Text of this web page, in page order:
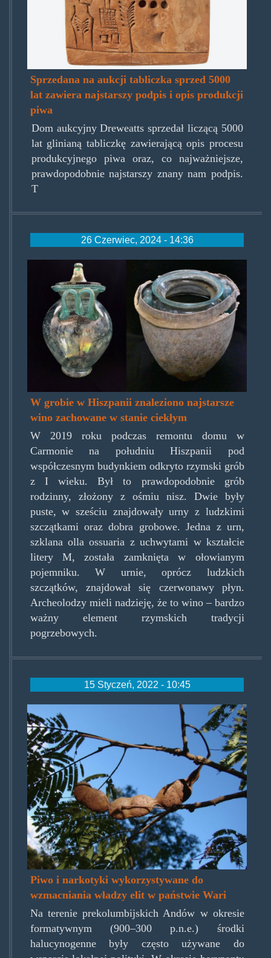
Sprzedana na aukcji tabliczka sprzed 5000
lat zawiera najstarszy podpis i opis produkcji
piwa
Dom aukcyjny Dreweatts sprzedał liczącą 5000
lat glinianą tabliczkę zawierającą opis procesu
produkcyjnego piwa oraz, co najważniejsze,
prawdopodobnie najstarszy znany nam podpis.
T
26 Czerwiec, 2024 - 14:36
urnahiszp2.jpg
W grobie w Hiszpanii znaleziono najstarsze
wino zachowane w stanie ciekłym
W 2019 roku podczas remontu domu w
Carmonie na południu Hiszpanii pod
współczesnym budynkiem odkryto rzymski grób
z I wieku. Był to prawdopodobnie grób
rodzinny, złożony z ośmiu nisz. Dwie były
puste, w sześciu znajdowały urny z ludzkimi
szczątkami oraz dobra grobowe. Jedna z urn,
szklana olla ossuaria z uchwytami w kształcie
litery M, została zamknięta w ołowianym
pojemniku. W urnie, oprócz ludzkich
szczątków, znajdował się czerwonawy płyn.
Archeolodzy mieli nadzieję, że to wino – bardzo
ważny element rzymskich tradycji
pogrzebowych.
15 Styczeń, 2022 - 10:45
wristuff.jpg
Piwo i narkotyki wykorzystywane do
wzmacniania władzy elit w państwie Wari
Na terenie prekolumbijskich Andów w okresie
formatywnym (900–300 p.n.e.) środki
halucynogenne były często używane do